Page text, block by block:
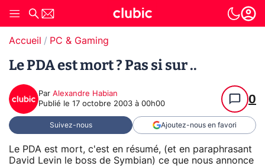
Accueil PC & Gaming
Le PDA est mort ? Pas si sur ..
Par Alexandre Habian
Publié le 17 octobre 2003 à 00h00 0
Suivez-nous Ajoutez-nous en favori
Le PDA est mort, c'est en résumé, (et en paraphrasant
David Levin le boss de Symbian) ce que nous annonce